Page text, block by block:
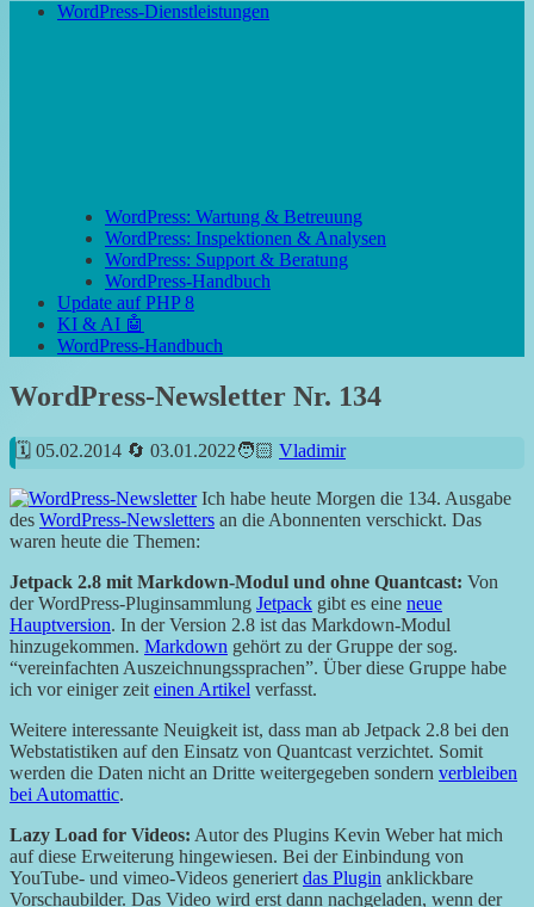
WordPress-Dienstleistungen
WordPress: Wartung & Betreuung
WordPress: Inspektionen & Analysen
WordPress: Support & Beratung
WordPress-Handbuch
Update auf PHP 8
KI & AI 🤖
WordPress-Handbuch
WordPress-Newsletter Nr. 134
05.02.2014 03.01.2022 Vladimir
Ich habe heute Morgen die 134. Ausgabe
des WordPress-Newsletters an die Abonnenten verschickt. Das
waren heute die Themen:
Jetpack 2.8 mit Markdown-Modul und ohne Quantcast: Von
der WordPress-Pluginsammlung Jetpack gibt es eine neue
Hauptversion. In der Version 2.8 ist das Markdown-Modul
hinzugekommen. Markdown gehört zu der Gruppe der sog.
“vereinfachten Auszeichnungssprachen”. Über diese Gruppe habe
ich vor einiger zeit einen Artikel verfasst.
Weitere interessante Neuigkeit ist, dass man ab Jetpack 2.8 bei den
Webstatistiken auf den Einsatz von Quantcast verzichtet. Somit
werden die Daten nicht an Dritte weitergegeben sondern verbleiben
bei Automattic.
Lazy Load for Videos: Autor des Plugins Kevin Weber hat mich
auf diese Erweiterung hingewiesen. Bei der Einbindung von
YouTube- und vimeo-Videos generiert das Plugin anklickbare
Vorschaubilder. Das Video wird erst dann nachgeladen, wenn der